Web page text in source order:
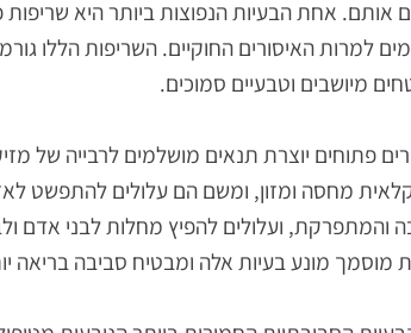
אחת הבעיות הנפוצות ביותר היא שריפות
האיסורים החוקיים. השריפות הללו גורמות
וטבעיים סמוכים.